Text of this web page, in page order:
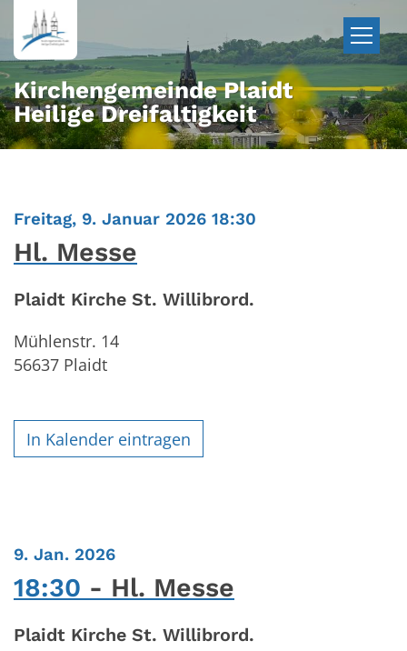
Zum Inhalt springen
Kirchengemeinde Plaidt
Heilige Dreifaltigkeit
Freitag, 9. Januar 2026 18:30
Hl. Messe
Plaidt Kirche St. Willibrord.
Mühlenstr. 14
56637 Plaidt
In Kalender eintragen
9. Jan. 2026:
18:30 Hl. Messe
Plaidt Kirche St. Willibrord.